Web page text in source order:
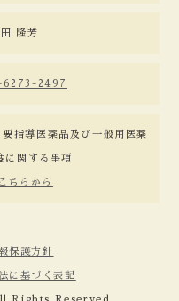
隆芳
6273-2497
指導医薬品及び一般用医薬
に関する事項
ちらから
保護方針
に基づく表記